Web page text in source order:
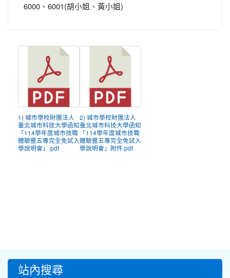
6000、6001(胡小姐、黃小姐)
1) 城市學校財團法人
臺北城市科技大學函知
「114學年度城市技職
體驗暨五專完全免試入
學說明會」.pdf
2) 城市學校財團法人
臺北城市科技大學函知
「114學年度城市技職
體驗暨五專完全免試入
學說明會」附件.pdf
::: 站內搜尋